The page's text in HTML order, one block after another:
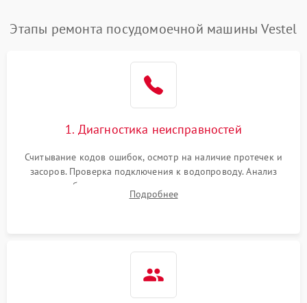
воды
1800 ₽ Подробнее →
Проблемы с
Этапы ремонта посудомоечной машины Vestel
1. Диагностика неисправностей
Считывание кодов ошибок, осмотр на наличие протечек и
засоров. Проверка подключения к водопроводу. Анализ
жалоб на отсутствие слива, нагрева, вращения
разбрызгивателей или срабатывание системы защиты
Подробнее